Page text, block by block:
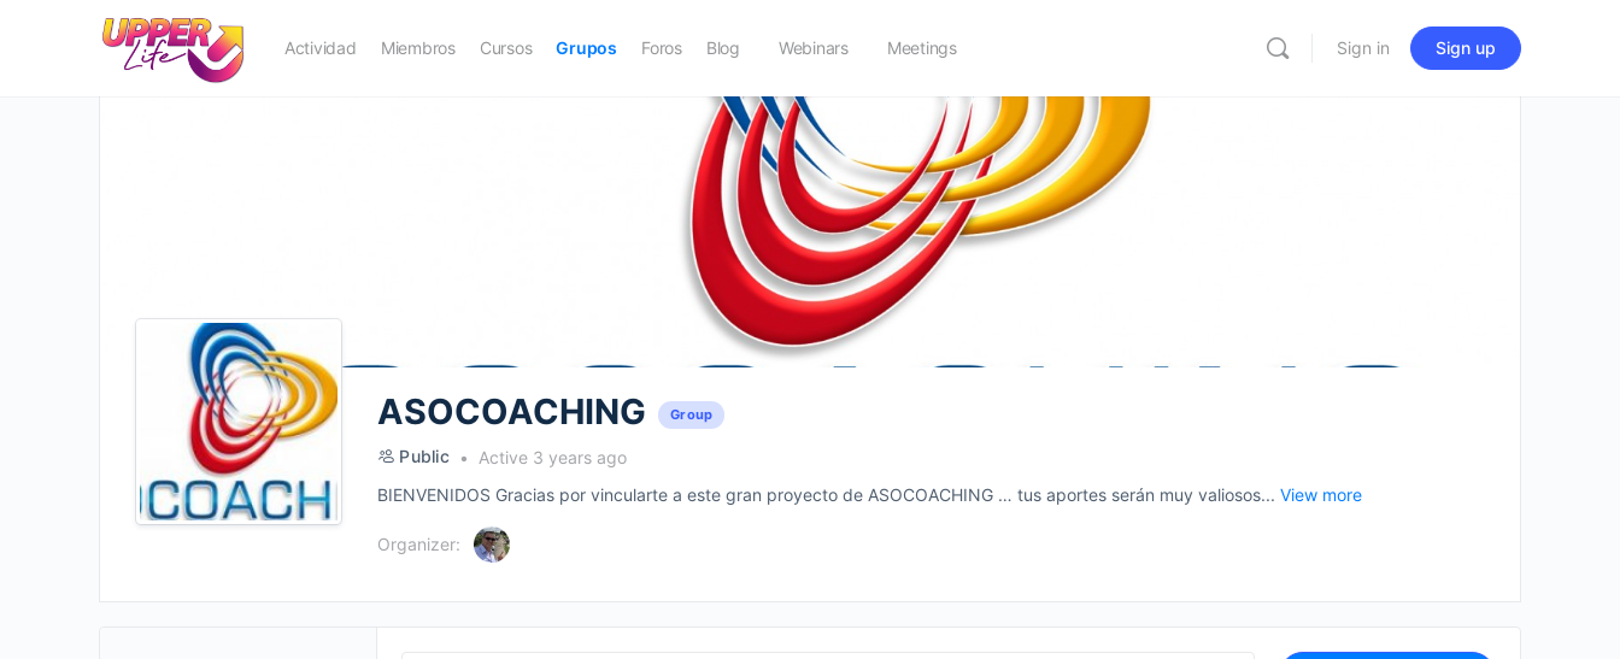
Actividad Miembros Cursos Grupos Foros Blog Webinars Meetings Sign in Sign up
ASOCOACHING Group
Public
Active 3 years ago
BIENVENIDOS Gracias por vincularte a este gran proyecto de ASOCOACHING … tus aportes serán muy valiosos... View more
Organizer: